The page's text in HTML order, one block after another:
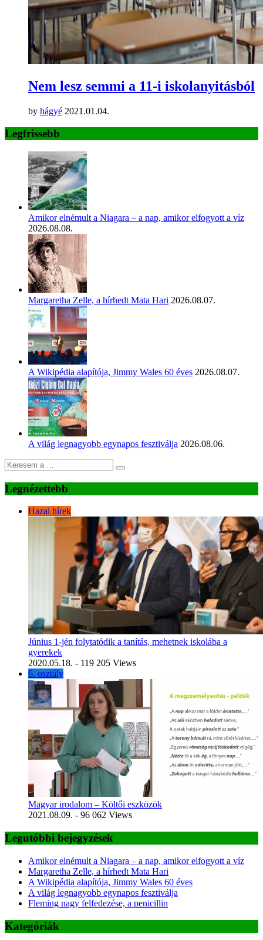
Nem lesz semmi a 11-i iskolanyitásból
by hágyé 2021.01.04.
Legfrissebb
Amikor elnémult a Niagara – a nap, amikor elfogyott a víz
2026.08.08.
Margaretha Zelle, a hírhedt Mata Hari 2026.08.07.
A Wikipédia alapítója, Jimmy Wales 60 éves 2026.08.07.
A világ legnagyobb egynapos fesztiválja 2026.08.06.
Legnézettebb
Hazai hírek
Június 1-jén folytatódik a tanítás, mehetnek iskolába a
gyerekek
2020.05.18. - 119 205 Views
6. osztály
Magyar irodalom – Költői eszközök
2021.08.09. - 96 062 Views
Legutóbbi bejegyzések
Amikor elnémult a Niagara – a nap, amikor elfogyott a víz
Margaretha Zelle, a hírhedt Mata Hari
A Wikipédia alapítója, Jimmy Wales 60 éves
A világ legnagyobb egynapos fesztiválja
Fleming nagy felfedezése, a penicillin
Kategóriák